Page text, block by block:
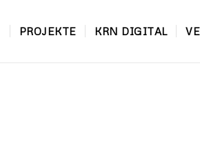
PROJEKTE KRN DIGITAL